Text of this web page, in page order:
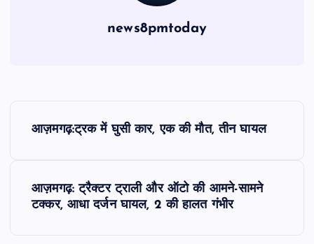
news8pmtoday
आज़मगढ़:ट्रक में घुसी कार, एक की मौत, तीन घायल
आज़मगढ़: ट्रैक्टर ट्राली और ऑटो की आमने-सामने
टक्कर, आधा दर्जन घायल, 2 की हालत गंभीर